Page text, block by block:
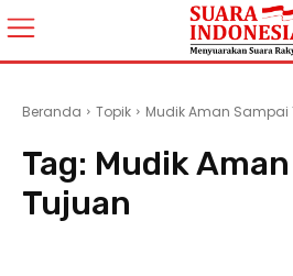
Beranda Topik Mudik Aman Sampai
Tag: Mudik
Tujuan